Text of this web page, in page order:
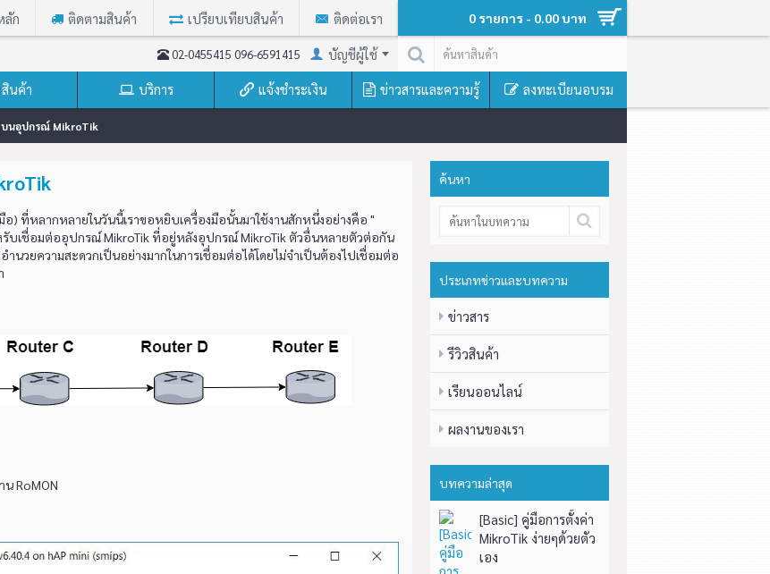
ลัก ติดตามสินค้า เปรียบเทียบสินค้า ติดต่อเรา 0 รายการ - 0.00 บาท
02-0455415 096-6591415 บัญชีผู้ใช้
สินค้า บริการ แจ้งชำระเงิน ข่าวสารและความรู้ ลงทะเบียนอบรม
บนอุปกรณ์ MikroTik
ค้นหา
ประเภทข่าวและบทความ
ข่าวสาร
รีวิวสินค้า
เรียนออนไลน์
ผลงานของเรา
บทความล่าสุด
[Basic] คู่มือการตั้งค่า
MikroTik ง่ายๆด้วยตัว
เอง
ที่หลากหลายในวันนี้เราขอหยิบเครื่องมือนั้นมาใช้งานสักหนึ่งอย่างคือ "
หรับเชื่อมต่ออุปกรณ์ MikroTik ที่อยู่หลังอุปกรณ์ MikroTik ตัวอื่นหลายตัวต่อกัน
นวยความสะดวกเป็นอย่างมากในการเชื่อมต่อได้โดยไม่จำเป็นต้องไปเชื่อมต่อ
น RoMON